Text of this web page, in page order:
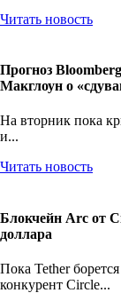
Читать новость
Прогноз
Макглоун о
На вторник пока
и...
Читать новость
Блокчейн Arc от
доллара
Пока Tether
конкурент Circle...